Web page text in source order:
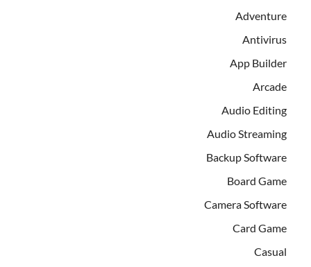
Adventure
Antivirus
App Builder
Arcade
Audio Editing
Audio Streaming
Backup Software
Board Game
Camera Software
Card Game
Casual